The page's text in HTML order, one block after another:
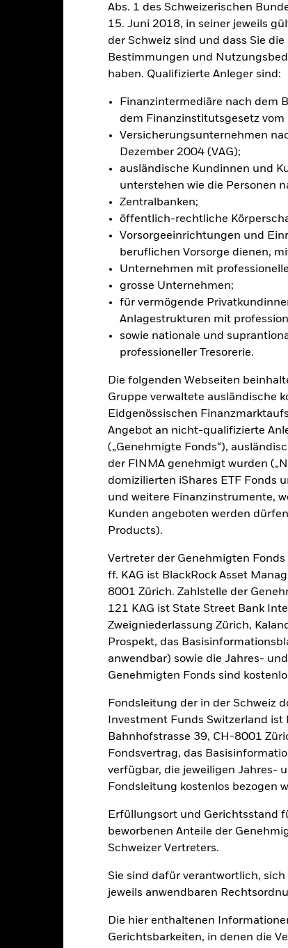
Abs. 1 des Schweizerischen
15. Juni 2018, in seiner jeweils
der Schweiz sind und dass Sie
Bestimmungen und
haben. Qualifizierte Anleger sind:
Finanzintermediäre nach dem
dem Finanzinstitutsgesetz
Versicherungsunternehmen
Dezember 2004 (VAG);
ausländische Kundinnen und
unterstehen wie die Personen
Zentralbanken;
öffentlich-rechtliche
Vorsorgeeinrichtungen und
beruflichen Vorsorge dienen,
Unternehmen mit
grosse Unternehmen;
für vermögende
Anlagestrukturen mit
sowie nationale und
professioneller Tresorerie.
Die folgenden Webseiten
Gruppe verwaltete ausländische
Eidgenössischen
Angebot an nicht-qualifizierte
(„Genehmigte Fonds“),
der FINMA genehmigt wurden
domizilierten iShares ETF Fonds
und weitere Finanzinstrumente,
Kunden angeboten werden
Products).
Vertreter der Genehmigten
ff. KAG ist BlackRock Asset
8001 Zürich. Zahlstelle der
121 KAG ist State Street Bank
Zweigniederlassung Zürich,
Prospekt, das
anwendbar) sowie die Jahres-
Genehmigten Fonds sind
Fondsleitung der in der Schweiz
Investment Funds Switzerland ist
Bahnhofstrasse 39, CH-8001
Fondsvertrag, das
verfügbar, die jeweiligen Jahres-
Fondsleitung kostenlos bezogen
Erfüllungsort und Gerichtsstand
beworbenen Anteile der
Schweizer Vertreters.
Sie sind dafür verantwortlich,
jeweils anwendbaren
Die hier enthaltenen
Gerichtsbarkeiten, in denen die
von mindestens 70 % in festverzinslichen (fv)
staatlichen Stellen, Unternehmen und supranationalen
ausgegeben werden oder ein Engagement in diesen
Geldmarktinstrumente (d. h. Schuldverschreibungen mit
Finanzinstrumente (FD) (d. h. Anlagen, deren
Devisentermingeschäfte (d. h. eine Art von FD, die den
kaufen oder verkaufen kann) sowie gegebenenfalls Einlagen
wie im Prospekt angegeben, ESG-Kriterien
EU-Referenzwert an, wie im Prospekt näher
Prospekt und auf der Website von BlackRock unter https://
Der Wert der Anlagen und die daraus
Anleger erhalten den ursprünglich investierten Betrag
Kreditrisikos und/oder der Ausfall eines Emittenten haben
Festverzinsliche Wertpapiere ohne Investment
Wertpapiere mit höherem Rating. Potenzielle
des Risikos führen. Bei ABS und MBS gelten die bei
Liquiditätsrisiko, weisen einen großen Anteil an
Vermögensgegenstände wider. Derivate können
liegt, reagieren und können die Höhe der Verluste und
Die Auswirkungen für den Fond können größer sein, wenn
ist bestrebt, Unternehmen auszuschließen, die
Bevor sie im Fonds Anlagen tätigen, sollten Anleger
Eine solche Einschätzung der ESG-Leistungen kann
zu einem Fonds haben, bei dem keine solchen
dieses Fonds setzen Derivate zur Absicherung des
ein potenzielles Risiko der Ansteckung (auch unter der
Fonds anzeigen lassen. Die Anteilsklassen mit
gekennzeichnet. Eine vollständige Liste aller
des Fonds erhältlich.
tätigt, um Kosten zu senken, erhält der Fonds
sind diese nicht in den laufenden Kosten enthalten.
PRIIP KID Factsheet
Herunterladen
Eckdaten FondsManager
Wertentwicklung
2014-03-01 00:00:00 to 2026-06-30 00:00:00.
Annualisiert Kumulativ
Grafik zeigt die Wertentwicklung des Produkts als
10 Jahren gegenüber seiner Benchmark. Dies kann
Vergangenheit verwaltet wurde, und ermöglicht einen
chart with 2 data series.
chart has 1 X axis displaying categories.
chart has 1 Y axis displaying Values. Range: -2 to 8.